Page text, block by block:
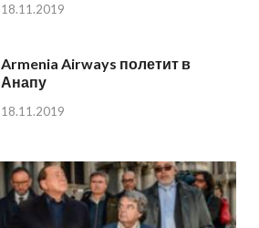
18.11.2019
Armenia Airways полетит в
Анапу
18.11.2019